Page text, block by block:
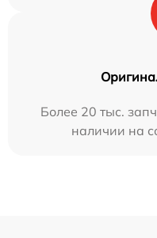
Более 20 тыс.
наличии на